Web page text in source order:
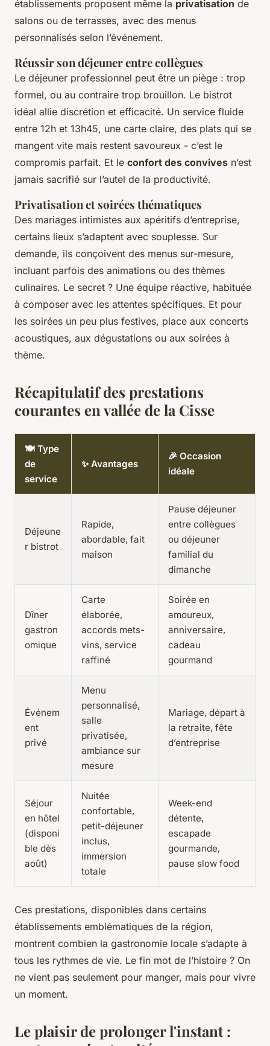
établissements proposent même la privatisation de
salons ou de terrasses, avec des menus
personnalisés selon l’événement.
Réussir son déjeuner entre collègues
Le déjeuner professionnel peut être un piège : trop
formel, ou au contraire trop brouillon. Le bistrot
idéal allie discrétion et efficacité. Un service fluide
entre 12h et 13h45, une carte claire, des plats qui se
mangent vite mais restent savoureux - c’est le
compromis parfait. Et le confort des convives n’est
jamais sacrifié sur l’autel de la productivité.
Privatisation et soirées thématiques
Des mariages intimistes aux apéritifs d’entreprise,
certains lieux s’adaptent avec souplesse. Sur
demande, ils conçoivent des menus sur-mesure,
incluant parfois des animations ou des thèmes
culinaires. Le secret ? Une équipe réactive, habituée
à composer avec les attentes spécifiques. Et pour
les soirées un peu plus festives, place aux concerts
acoustiques, aux dégustations ou aux soirées à
thème.
Récapitulatif des prestations
courantes en vallée de la Cisse
🍽️ Type
de
service
✨ Avantages
🎉 Occasion
idéale
Déjeune
r bistrot
Rapide,
abordable, fait
maison
Pause déjeuner
entre collègues
ou déjeuner
familial du
dimanche
Dîner
gastron
omique
Carte
élaborée,
accords mets-
vins, service
raffiné
Soirée en
amoureux,
anniversaire,
cadeau
gourmand
Événem
ent
privé
Menu
personnalisé,
salle
privatisée,
ambiance sur
mesure
Mariage, départ à
la retraite, fête
d’entreprise
Séjour
en hôtel
(disponi
ble dès
août)
Nuitée
confortable,
petit-déjeuner
inclus,
immersion
totale
Week-end
détente,
escapade
gourmande,
pause slow food
Ces prestations, disponibles dans certains
établissements emblématiques de la région,
montrent combien la gastronomie locale s’adapte à
tous les rythmes de vie. Le fin mot de l’histoire ? On
ne vient pas seulement pour manger, mais pour vivre
un moment.
Le plaisir de prolonger l'instant :